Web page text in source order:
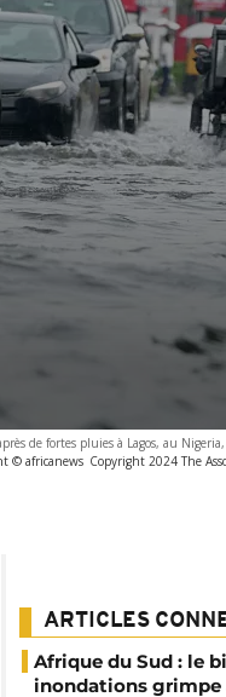
de fortes pluies à Lagos, au
© africanews Copyright 2024 The
ARTICLES
Afrique du Sud : le
inondations grimpe